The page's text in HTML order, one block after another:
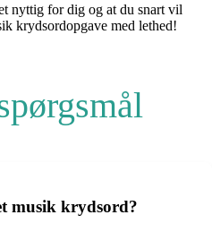
nyttig for dig og at du snart vil
krydsordopgave med lethed!
musik krydsord?